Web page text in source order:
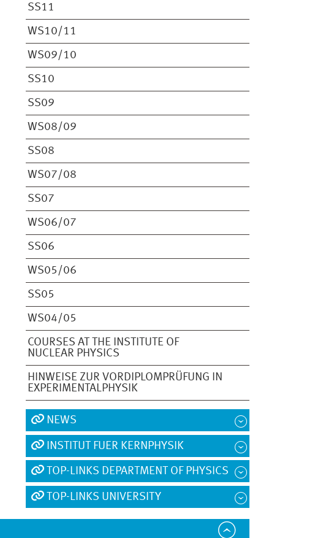
SS11
WS10/11
WS09/10
SS10
SS09
WS08/09
SS08
WS07/08
SS07
WS06/07
SS06
WS05/06
SS05
WS04/05
COURSES AT THE INSTITUTE OF
NUCLEAR PHYSICS
HINWEISE ZUR VORDIPLOMPRÜFUNG IN
EXPERIMENTALPHYSIK
NEWS
INSTITUT FUER KERNPHYSIK
TOP-LINKS DEPARTMENT OF PHYSICS
TOP-LINKS UNIVERSITY